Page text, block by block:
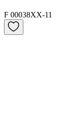
F 00038XX-11